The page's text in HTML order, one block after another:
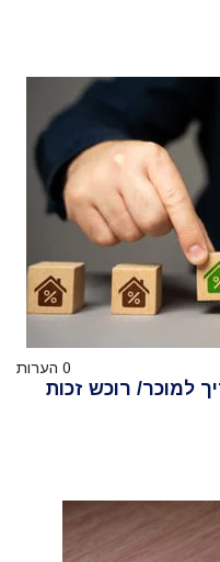
0 הערות
למוכר/ רוכש זכות